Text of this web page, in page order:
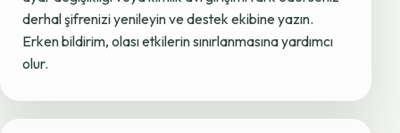
derhal şifrenizi yenileyin ve destek ekibine yazın.
Erken bildirim, olası etkilerin sınırlanmasına yardımcı
olur.